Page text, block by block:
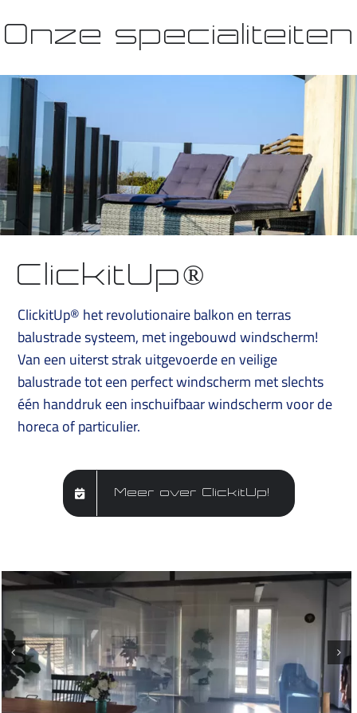
Onze specialiteiten
ClickitUp®
ClickitUp® het revolutionaire balkon en terras
balustrade systeem, met ingebouwd windscherm!
Van een uiterst strak uitgevoerde en veilige
balustrade tot een perfect windscherm met slechts
één handdruk een inschuifbaar windscherm voor de
horeca of particulier.
Meer over ClickitUp!